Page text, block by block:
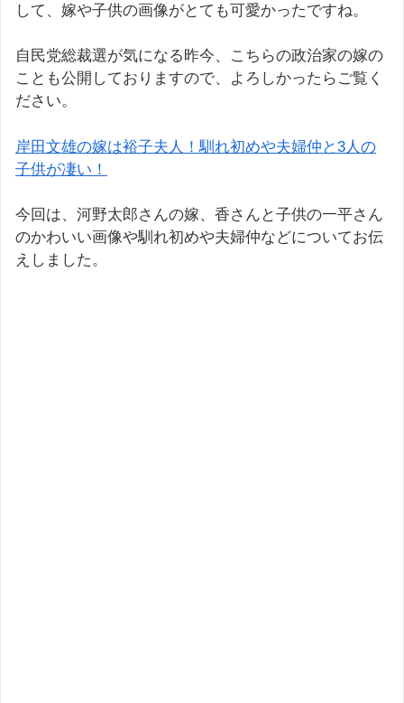
して、嫁や子供の画像がとても可愛かったですね。
自民党総裁選が気になる昨今、こちらの政治家の嫁の
ことも公開しておりますので、よろしかったらご覧く
ださい。
岸田文雄の嫁は裕子夫人！馴れ初めや夫婦仲と3人の
子供が凄い！
今回は、河野太郎さんの嫁、香さんと子供の一平さん
のかわいい画像や馴れ初めや夫婦仲などについてお伝
えしました。